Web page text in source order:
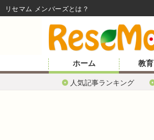
ホーム
人気記事ランキング
教
リセマム メンバーズ